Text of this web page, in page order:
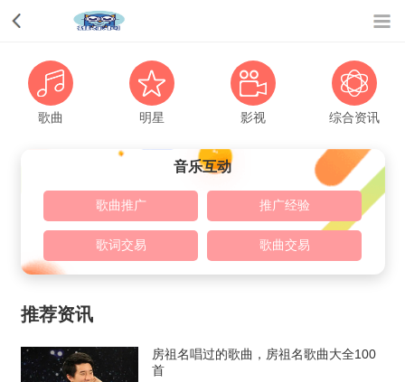
歌曲 明星 影视 综合资讯
音乐互动
歌曲推广 推广经验
歌词交易 歌曲交易
推荐资讯
房祖名唱过的歌曲，房祖名歌曲大全100
首